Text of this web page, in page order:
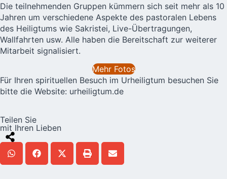
Die teilnehmenden Gruppen kümmern sich seit mehr als 10
Jahren um verschiedene Aspekte des pastoralen Lebens
des Heiligtums wie Sakristei, Live-Übertragungen,
Wallfahrten usw. Alle haben die Bereitschaft zur weiterer
Mitarbeit signalisiert.
Mehr Fotos
Für Ihren spirituellen Besuch im Urheiligtum besuchen Sie
bitte die Website: urheiligtum.de
Teilen Sie
mit Ihren Lieben